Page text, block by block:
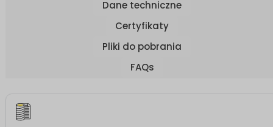
Dane techniczne
Certyfikaty
Pliki do pobrania
FAQs